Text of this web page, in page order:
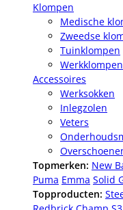
Klompen
Medische
Zweedse
Tuinklompen
Werkklompen
Accessoires
Werksokken
Inlegzolen
Veters
Topmerken: New
Puma Emma Solid
Topproducten: